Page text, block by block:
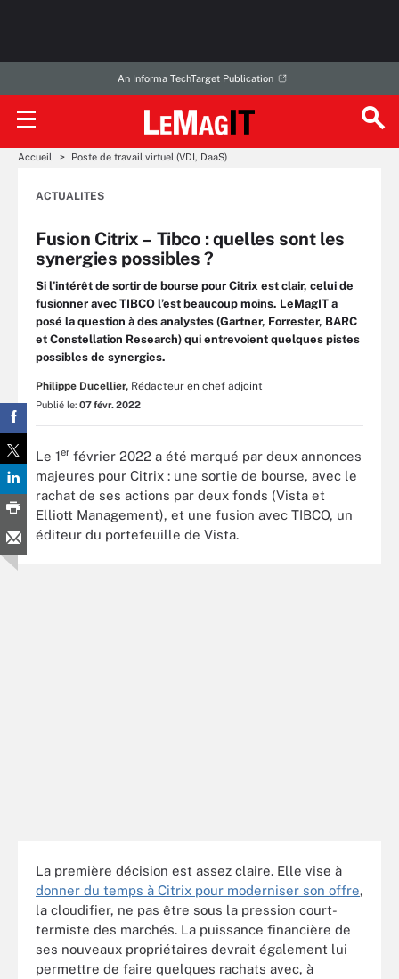
An Informa TechTarget Publication
Accueil Poste de travail virtuel (VDI, DaaS)
ACTUALITES
Fusion Citrix – Tibco : quelles sont les
synergies possibles ?
Si l’intérêt de sortir de bourse pour Citrix est clair, celui de
fusionner avec TIBCO l’est beaucoup moins. LeMagIT a
posé la question à des analystes (Gartner, Forrester, BARC
et Constellation Research) qui entrevoient quelques pistes
possibles de synergies.
Philippe Ducellier, Rédacteur en chef adjoint
Publié le: 07 févr. 2022
Le 1er février 2022 a été marqué par deux annonces
majeures pour Citrix : une sortie de bourse, avec le
rachat de ses actions par deux fonds (Vista et
Elliott Management), et une fusion avec TIBCO, un
éditeur du portefeuille de Vista.
La première décision est assez claire. Elle vise à
donner du temps à Citrix pour moderniser son offre,
la cloudifier, ne pas être sous la pression court-
termiste des marchés. La puissance financière de
ses nouveaux propriétaires devrait également lui
permettre de faire quelques rachats avec, à